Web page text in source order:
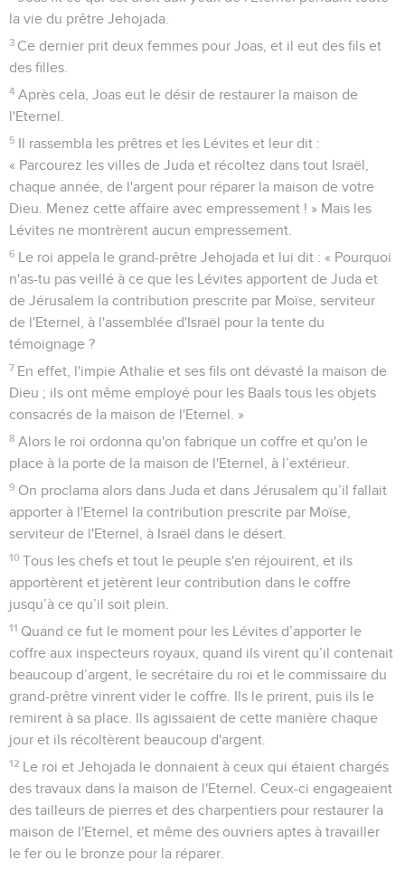
la vie du prêtre Jehojada.
3 Ce dernier prit deux femmes pour Joas, et il eut des fils et
des filles.
4 Après cela, Joas eut le désir de restaurer la maison de
l'Eternel.
5 Il rassembla les prêtres et les Lévites et leur dit :
« Parcourez les villes de Juda et récoltez dans tout Israël,
chaque année, de l'argent pour réparer la maison de votre
Dieu. Menez cette affaire avec empressement ! » Mais les
Lévites ne montrèrent aucun empressement.
6 Le roi appela le grand-prêtre Jehojada et lui dit : « Pourquoi
n'as-tu pas veillé à ce que les Lévites apportent de Juda et
de Jérusalem la contribution prescrite par Moïse, serviteur
de l'Eternel, à l'assemblée d'Israël pour la tente du
témoignage ?
7 En effet, l'impie Athalie et ses fils ont dévasté la maison de
Dieu ; ils ont même employé pour les Baals tous les objets
consacrés de la maison de l'Eternel. »
8 Alors le roi ordonna qu'on fabrique un coffre et qu'on le
place à la porte de la maison de l'Eternel, à l’extérieur.
9 On proclama alors dans Juda et dans Jérusalem qu’il fallait
apporter à l'Eternel la contribution prescrite par Moïse,
serviteur de l'Eternel, à Israël dans le désert.
10 Tous les chefs et tout le peuple s'en réjouirent, et ils
apportèrent et jetèrent leur contribution dans le coffre
jusqu’à ce qu’il soit plein.
11 Quand ce fut le moment pour les Lévites d’apporter le
coffre aux inspecteurs royaux, quand ils virent qu’il contenait
beaucoup d’argent, le secrétaire du roi et le commissaire du
grand-prêtre vinrent vider le coffre. Ils le prirent, puis ils le
remirent à sa place. Ils agissaient de cette manière chaque
jour et ils récoltèrent beaucoup d'argent.
12 Le roi et Jehojada le donnaient à ceux qui étaient chargés
des travaux dans la maison de l'Eternel. Ceux-ci engageaient
des tailleurs de pierres et des charpentiers pour restaurer la
maison de l'Eternel, et même des ouvriers aptes à travailler
le fer ou le bronze pour la réparer.